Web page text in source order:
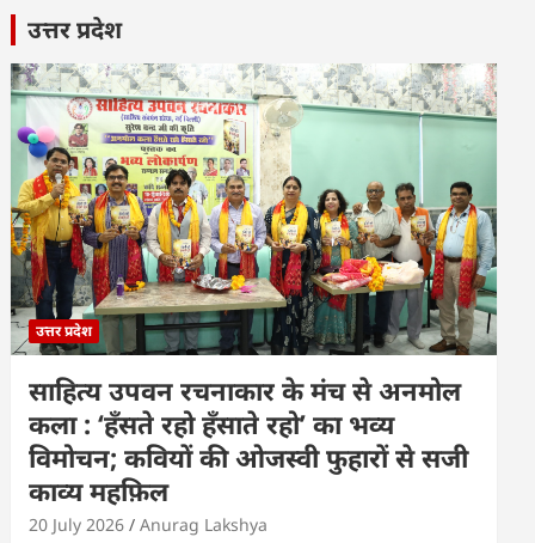
उत्तर प्रदेश
उत्तर प्रदेश
साहित्य उपवन रचनाकार के मंच से अनमोल
कला : ‘हॅंसते रहो हॅंसाते रहो’ का भव्य
विमोचन; कवियों की ओजस्वी फुहारों से सजी
काव्य महफ़िल
20 July 2026 Anurag Lakshya